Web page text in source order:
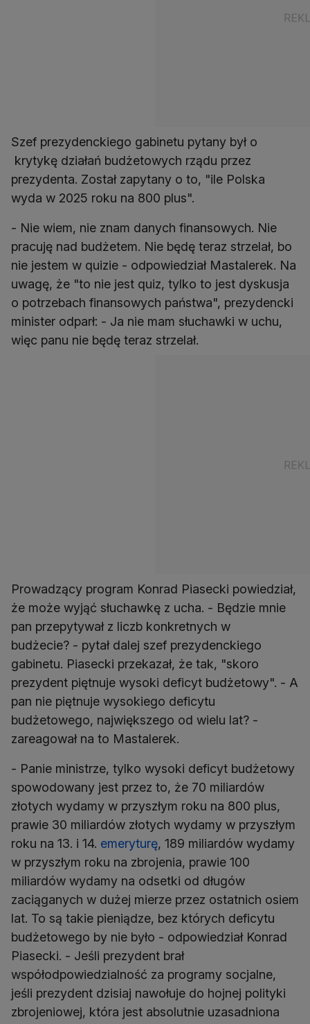
Szef prezydenckiego gabinetu pytany był o
krytykę działań budżetowych rządu przez
prezydenta. Został zapytany o to, "ile Polska
wyda w 2025 roku na 800 plus".
- Nie wiem, nie znam danych finansowych. Nie
pracuję nad budżetem. Nie będę teraz strzelał, bo
nie jestem w quizie - odpowiedział Mastalerek. Na
uwagę, że "to nie jest quiz, tylko to jest dyskusja
o potrzebach finansowych państwa", prezydencki
minister odparł: - Ja nie mam słuchawki w uchu,
więc panu nie będę teraz strzelał.
Prowadzący program Konrad Piasecki powiedział,
że może wyjąć słuchawkę z ucha. - Będzie mnie
pan przepytywał z liczb konkretnych w
budżecie? - pytał dalej szef prezydenckiego
gabinetu. Piasecki przekazał, że tak, "skoro
prezydent piętnuje wysoki deficyt budżetowy". - A
pan nie piętnuje wysokiego deficytu
budżetowego, największego od wielu lat? -
zareagował na to Mastalerek.
- Panie ministrze, tylko wysoki deficyt budżetowy
spowodowany jest przez to, że 70 miliardów
złotych wydamy w przyszłym roku na 800 plus,
prawie 30 miliardów złotych wydamy w przyszłym
roku na 13. i 14. emeryturę, 189 miliardów wydamy
w przyszłym roku na zbrojenia, prawie 100
miliardów wydamy na odsetki od długów
zaciąganych w dużej mierze przez ostatnich osiem
lat. To są takie pieniądze, bez których deficytu
budżetowego by nie było - odpowiedział Konrad
Piasecki. - Jeśli prezydent brał
współodpowiedzialność za programy socjalne,
jeśli prezydent dzisiaj nawołuje do hojnej polityki
zbrojeniowej, która jest absolutnie uzasadniona